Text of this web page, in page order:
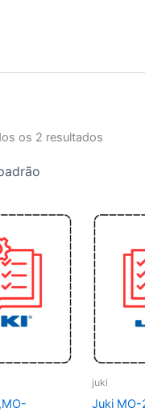
os 2 resultados
juki
Juki